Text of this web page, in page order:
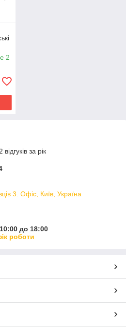
2
за рік
3. Офіс, Київ, Україна
до 18:00
роботи